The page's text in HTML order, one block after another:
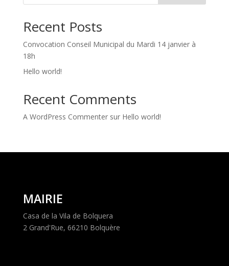
Recent Posts
Convocation Conseil Municipal du Mardi 14 janvier à
18h
Hello world!
Recent Comments
A WordPress Commentersur Hello world!
MAIRIE
Casa de la Vila de Bolquera
2 Grand'Rue, 66210 Bolquère